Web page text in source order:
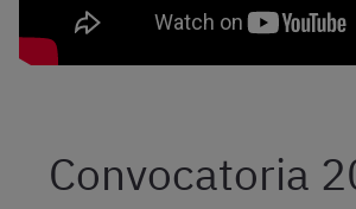
Convocatoria